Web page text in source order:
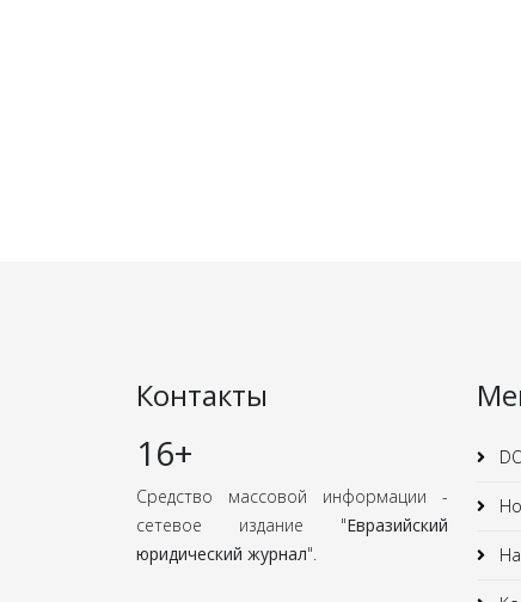
Контакты
16+
Средство массовой информации -
сетевое издание "Евразийский
юридический журнал".